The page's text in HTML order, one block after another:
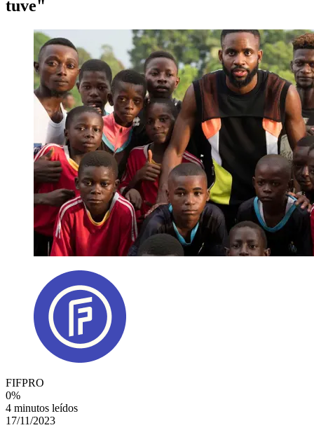
tuve"
FIFPRO
0%
4 minutos leídos
17/11/2023